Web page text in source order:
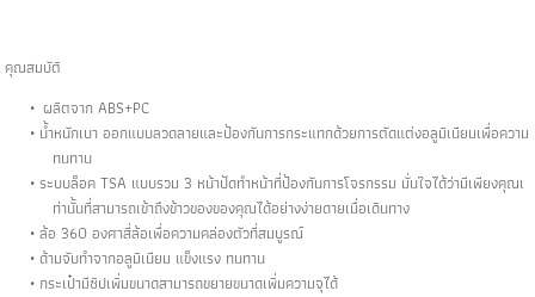
คุณสมบัติ
ผลิตจาก ABS+PC
น้ำหนักเบา ออกแบบลวดลายและป้องกันการกระแทกด้วยการตัดแต่งอลูมิเนียมเพื่อความ
ทนทาน
ระบบล็อค TSA แบบรวม 3 หน้าปัดทำหน้าที่ป้องกันการโจรกรรม มั่นใจได้ว่ามีเพียงคุณเ
ท่านั้นที่สามารถเข้าถึงข้าวของของคุณได้อย่างง่ายดายเมื่อเดินทาง
ล้อ 360 องศาสี่ล้อเพื่อความคล่องตัวที่สมบูรณ์
ด้ามจับทำจากอลูมิเนียม แข็งแรง ทนทาน
กระเป๋ามีซิปเพิ่มขนาดสามารถขยายขนาดเพิ่มความจุได้